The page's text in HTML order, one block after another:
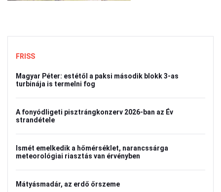
FRISS
Magyar Péter: estétől a paksi második blokk 3-as
turbinája is termelni fog
A fonyódligeti pisztrángkonzerv 2026-ban az Év
strandétele
Ismét emelkedik a hőmérséklet, narancssárga
meteorológiai riasztás van érvényben
Mátyásmadár, az erdő őrszeme